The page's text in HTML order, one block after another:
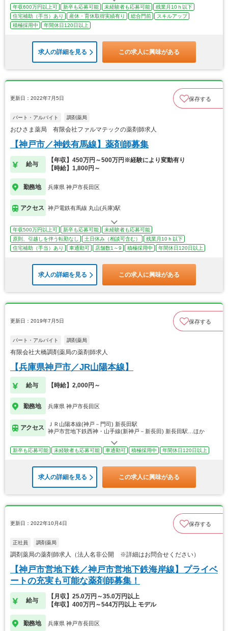
年収600万円以上可 新卒も応募可能 未経験者も応募可能
残業月10ｈ以下
住宅補助（手当）あり
産休・育休取得実績有り 総合門前
スキルアップ
積極採用中
年間休日120日以上
求人の詳細を見る この求人に興味がある
更新日：2022年7月5日 保存する
パート・アルバイト 調剤薬局
おひさま薬局 有限会社ファルマテックの薬剤師求人
【神戸市／神鉄有馬線】薬剤師募集
給与
【年収】450万円～500万円※経験により変動有り
【時給】1,800円～
勤務地 兵庫県 神戸市長田区
アクセス 神戸電鉄有馬線 丸山(兵庫)駅
年収500万円以上可 新卒も応募可能
未経験者も応募可能
原則、引越しを伴う転勤なし
土日休み（相談可含む）
残業月10ｈ以下
住宅補助（手当）あり
車通勤可 店舗数1～9 積極採用中 年間休日120日以上
求人の詳細を見る この求人に興味がある
更新日：2019年7月5日 保存する
パート・アルバイト 調剤薬局
有限会社大橋調剤薬局の薬剤師求人
【兵庫県神戸市／JR山陽本線】
給与 【時給】2,000円～
勤務地 兵庫県 神戸市長田区
アクセス
ＪＲ山陽本線(神戸－門司) 新長田駅
神戸市営地下鉄西神・山手線(新神戸－新長田) 新長田駅…ほか
新卒も応募可能 未経験者も応募可能 車通勤可 積極採用中 年間休日120日以上
求人の詳細を見る この求人に興味がある
更新日：2022年10月4日 保存する
正社員 調剤薬局
調剤薬局の薬剤師求人（法人名非公開 ※詳細はお問合せください）
【神戸市営地下鉄／神戸市営地下鉄海岸線】プライベ
ートの充実も可能な薬剤師募集！
給与
【月収】25.0万円～35.0万円以上
【年収】400万円～544万円以上 モデル
勤務地 兵庫県 神戸市長田区